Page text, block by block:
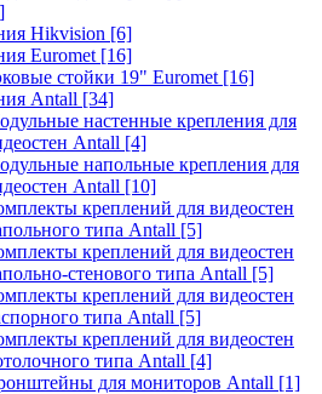
Hikvision [6]
Euromet [16]
стойки 19" Euromet [16]
Antall [34]
настенные крепления для
Antall [4]
напольные крепления для
Antall [10]
креплений для видеостен
типа Antall [5]
креплений для видеостен
стенового типа Antall [5]
креплений для видеостен
типа Antall [5]
креплений для видеостен
типа Antall [4]
для мониторов Antall [1]